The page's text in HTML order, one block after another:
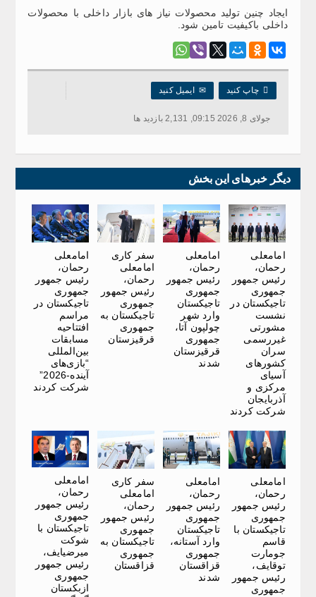
ایجاد چنین تولید محصولات نیاز های بازار داخلی با محصولات
داخلی باکیفیت تامین شود.
 چاپ کنید ✉ایمیل کنید
جولای 8, 2026 09:15, 2,131 بازدید ها
دیگر خبرهای این بخش
امامعلی
رحمان،
رئیس جمهور
جمهوری
تاجیکستان در
نشست
مشورتی
غیررسمی
سران
کشورهای
آسیای
مرکزی و
آذربایجان
شرکت کردند
امامعلی
رحمان،
رئیس جمهور
جمهوری
تاجیکستان
وارد شهر
چولپون آتا،
جمهوری
قرقیزستان
شدند
سفر کاری
امامعلی
رحمان،
رئیس جمهور
جمهوری
تاجیکستان به
جمهوری
قرقیزستان
امامعلی
رحمان،
رئیس جمهور
جمهوری
تاجیکستان در
مراسم
افتتاحیه
مسابقات
بین‌المللی
“بازی‌های
آینده-2026”
شرکت کردند
امامعلی
رحمان،
رئیس جمهور
جمهوری
تاجیکستان با
قاسم
جومارت
توقایف،
رئیس جمهور
جمهوری
امامعلی
رحمان،
رئیس جمهور
جمهوری
تاجیکستان
وارد آستانه،
جمهوری
قزاقستان
شدند
سفر کاری
امامعلی
رحمان،
رئیس جمهور
جمهوری
تاجیکستان به
جمهوری
قزاقستان
امامعلی
رحمان،
رئیس جمهور
جمهوری
تاجیکستان با
شوکت
میرضیایف،
رئیس جمهور
جمهوری
ازبکستان